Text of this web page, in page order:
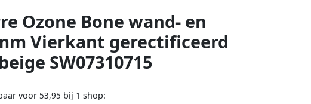
Ozone Bone wand- en
Vierkant gerectificeerd
SW07310715
voor 53,95 bij 1 shop: